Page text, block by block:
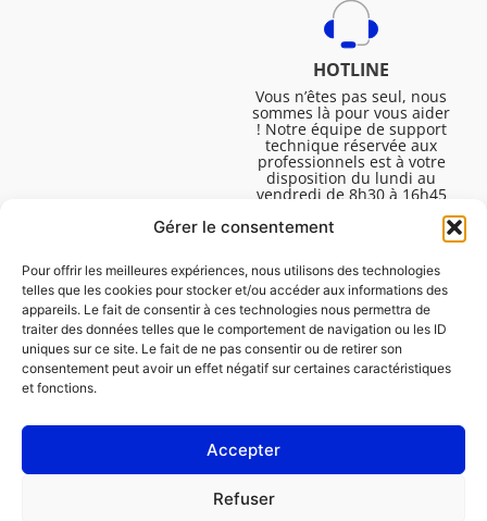
Gérer le consentement
Pour offrir les meilleures expériences, nous utilisons des technologies
telles que les cookies pour stocker et/ou accéder aux informations des
appareils. Le fait de consentir à ces technologies nous permettra de
traiter des données telles que le comportement de navigation ou les ID
uniques sur ce site. Le fait de ne pas consentir ou de retirer son
consentement peut avoir un effet négatif sur certaines caractéristiques
et fonctions.
Accepter
Refuser
HOTLINE
Vous n’êtes pas seul, nous
sommes là pour vous aider
! Notre équipe de support
technique réservée aux
professionnels est à votre
disposition du lundi au
vendredi de 8h30 à 16h45
pour vous aider à résoudre
toutes vos questions
Mentions légales